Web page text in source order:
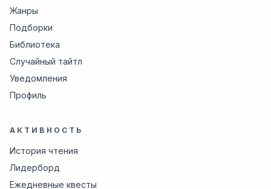
Жанры
Подборки
Библиотека
Случайный тайтл
Уведомления
Профиль
АКТИВНОСТЬ
История чтения
Лидерборд
Ежедневные квесты